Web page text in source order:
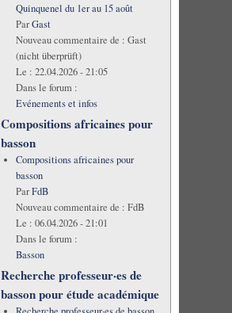
Quinquenel du 1er au 15 août
ParGast
Nouveau commentaire de : Gast
(nicht überprüft)
Le : 22.04.2026 - 21:05
Dans le forum :
Evénements et infos
Compositions africaines pour
basson
Compositions africaines pour
basson
ParFdB
Nouveau commentaire de : FdB
Le : 06.04.2026 - 21:01
Dans le forum :
Basson
Recherche professeur·es de
basson pour étude académique